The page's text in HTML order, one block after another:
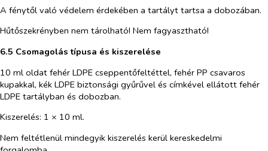
A fénytől való védelem érdekében a tartályt tartsa a dobozában.
Hűtőszekrényben nem tárolható! Nem fagyasztható!
6.5 Csomagolás típusa és kiszerelése
10 ml oldat fehér LDPE cseppentőfeltéttel, fehér PP csavaros
kupakkal, kék LDPE biztonsági gyűrűvel és címkével ellátott fehér
LDPE tartályban és dobozban.
Kiszerelés: 1 × 10 ml.
Nem feltétlenül mindegyik kiszerelés kerül kereskedelmi